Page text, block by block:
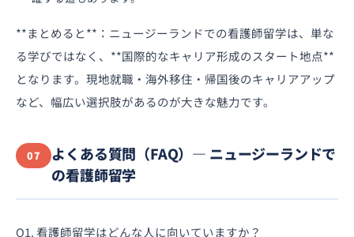
**まとめると**：ニュージーランドでの看護師留学は、単な
る学びではなく、**国際的なキャリア形成のスタート地点**
となります。現地就職・海外移住・帰国後のキャリアアップ
など、幅広い選択肢があるのが大きな魅力です。
07
よくある質問（FAQ）— ニュージーランドで
の看護師留学
Q1. 看護師留学はどんな人に向いていますか？